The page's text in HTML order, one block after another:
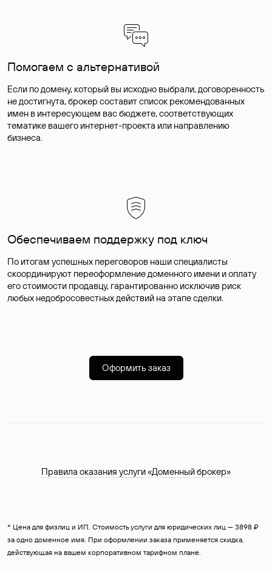
Помогаем с альтернативой
Если по домену, который вы исходно выбрали, договоренность
не достигнута, брокер составит список рекомендованных
имен в интересующем вас бюджете, соответствующих
тематике вашего интернет-проекта или направлению
бизнеса.
Обеспечиваем поддержку под ключ
По итогам успешных переговоров наши специалисты
скоординируют переоформление доменного имени и оплату
его стоимости продавцу, гарантированно исключив риск
любых недобросовестных действий на этапе сделки.
Оформить заказ
Правила оказания услуги «Доменный брокер»
* Цена для физлиц и ИП. Стоимость услуги для юридических лиц — 3898 ₽
за одно доменное имя. При оформлении заказа применяется скидка,
действующая на вашем корпоративном тарифном плане.